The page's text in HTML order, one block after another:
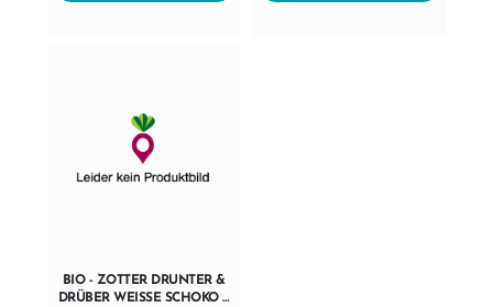
BIO - ZOTTER DRUNTER &
DRÜBER WEISSE SCHOKO + B